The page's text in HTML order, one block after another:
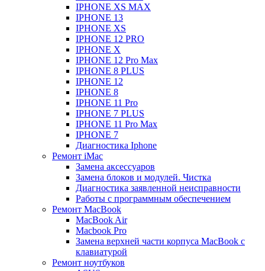
IPHONE XS MAX
IPHONE 13
IPHONE XS
IPHONE 12 PRO
IPHONE X
IPHONE 12 Pro Max
IPHONE 8 PLUS
IPHONE 12
IPHONE 8
IPHONE 11 Pro
IPHONE 7 PLUS
IPHONE 11 Pro Max
IPHONE 7
Диагностика Iphone
Ремонт iMac
Замена аксессуаров
Замена блоков и модулей. Чистка
Диагностика заявленной неисправности
Работы с программным обеспечением
Ремонт MacBook
MacBook Air
Macbook Pro
Замена верхней части корпуса MacBook с
клавиатурой
Ремонт ноутбуков